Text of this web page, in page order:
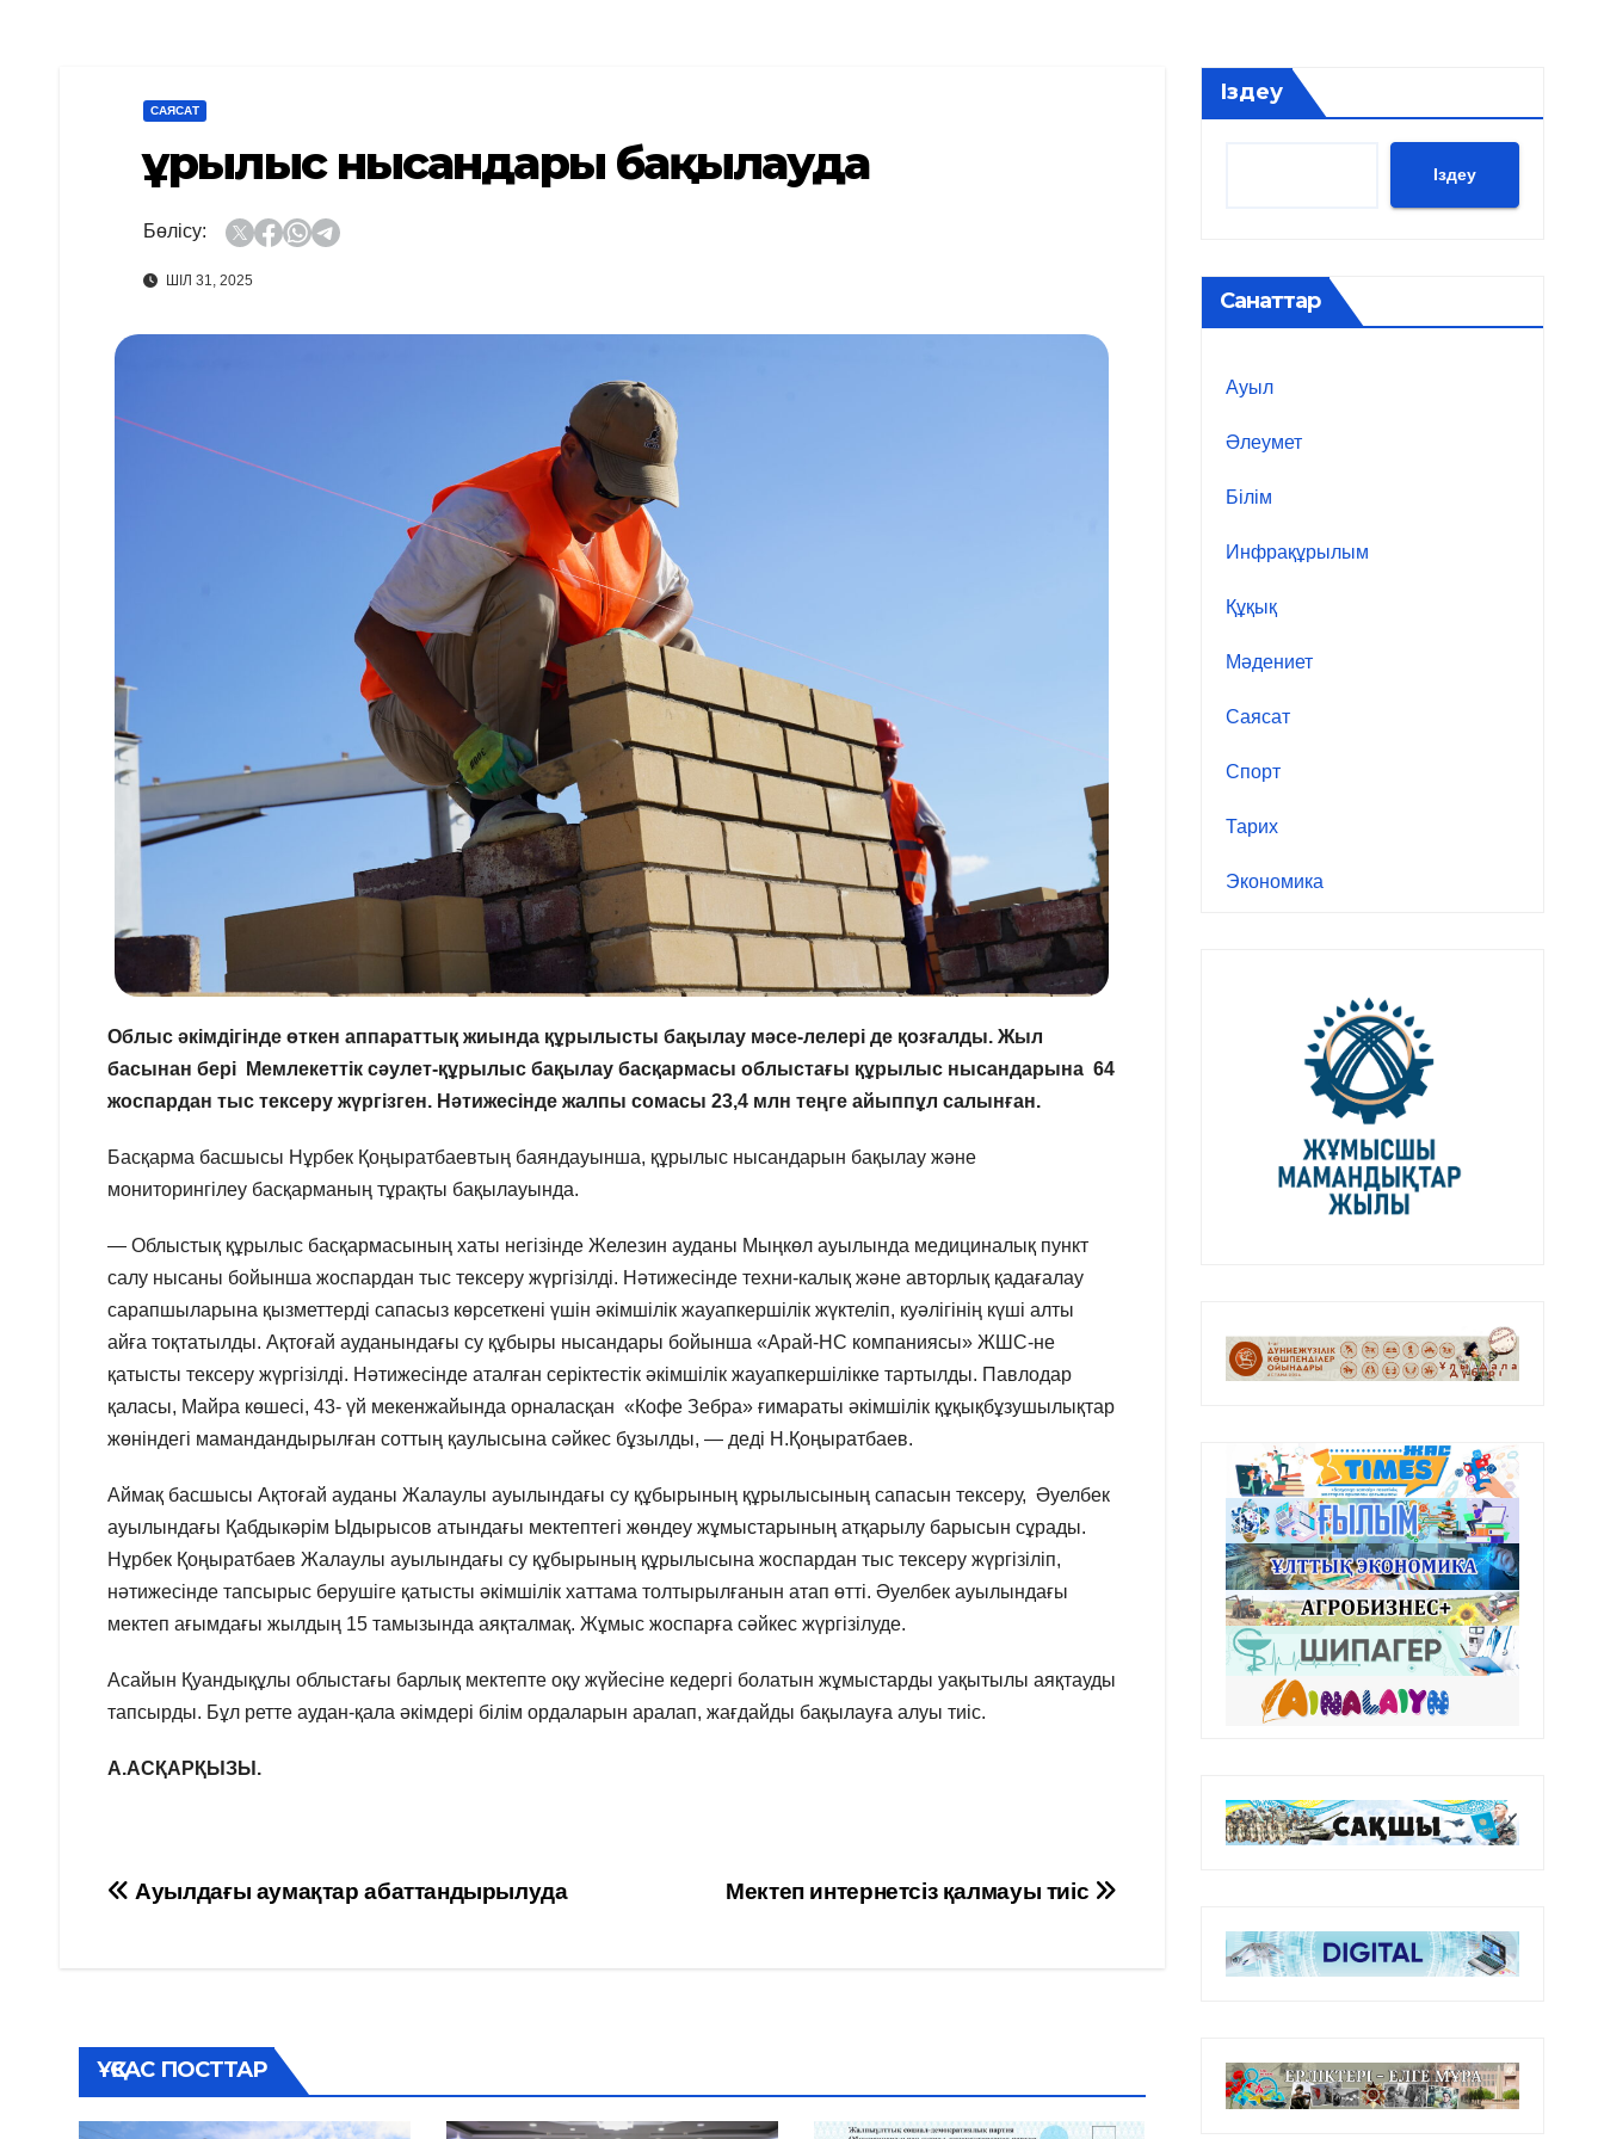
САЯСАТ
Құрылыс нысандары бақылауда
Бөлісу:
ШІЛ 31, 2025
Облыс әкімдігінде өткен аппараттық жиында құрылысты бақылау мәсе-лелері де қозғалды. Жыл
басынан бері Мемлекеттік сәулет-құрылыс бақылау басқармасы облыстағы құрылыс нысандарына 64
жоспардан тыс тексеру жүргізген. Нәтижесінде жалпы сомасы 23,4 млн теңге айыппұл салынған.
Басқарма басшысы Нұрбек Қоңыратбаевтың баяндауынша, құрылыс нысандарын бақылау және
мониторингілеу басқарманың тұрақты бақылауында.
— Облыстық құрылыс басқармасының хаты негізінде Железин ауданы Мыңкөл ауылында медициналық пункт
салу нысаны бойынша жоспардан тыс тексеру жүргізілді. Нәтижесінде техни-калық және авторлық қадағалау
сарапшыларына қызметтерді сапасыз көрсеткені үшін әкімшілік жауапкершілік жүктеліп, куәлігінің күші алты
айға тоқтатылды. Ақтоғай ауданындағы су құбыры нысандары бойынша «Арай-НС компаниясы» ЖШС-не
қатысты тексеру жүргізілді. Нәтижесінде аталған серіктестік әкімшілік жауапкершілікке тартылды. Павлодар
қаласы, Майра көшесі, 43- үй мекенжайында орналасқан «Кофе Зебра» ғимараты әкімшілік құқықбұзушылықтар
жөніндегі мамандандырылған соттың қаулысына сәйкес бұзылды, — деді Н.Қоңыратбаев.
Аймақ басшысы Ақтоғай ауданы Жалаулы ауылындағы су құбырының құрылысының сапасын тексеру, Әуелбек
ауылындағы Қабдыкәрім Ыдырысов атындағы мектептегі жөндеу жұмыстарының атқарылу барысын сұрады.
Нұрбек Қоңыратбаев Жалаулы ауылындағы су құбырының құрылысына жоспардан тыс тексеру жүргізіліп,
нәтижесінде тапсырыс берушіге қатысты әкімшілік хаттама толтырылғанын атап өтті. Әуелбек ауылындағы
мектеп ағымдағы жылдың 15 тамызында аяқталмақ. Жұмыс жоспарға сәйкес жүргізілуде.
Асайын Қуандықұлы облыстағы барлық мектепте оқу жүйесіне кедергі болатын жұмыстарды уақытылы аяқтауды
тапсырды. Бұл ретте аудан-қала әкімдері білім ордаларын аралап, жағдайды бақылауға алуы тиіс.
А.АСҚАРҚЫЗЫ.
Навигация
Мектеп интернетсіз қалмауы тиіс
Ауылдағы аумақтар абаттандырылуда
ҰҚСАС ПОСТТАР
Іздеу
Іздеу
Санаттар
Ауыл
Әлеумет
Білім
Инфрақұрылым
Құқық
Мәдениет
Саясат
Спорт
Тарих
Экономика